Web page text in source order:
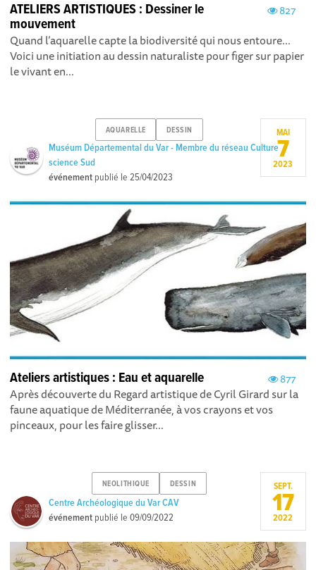
827
ATELIERS ARTISTIQUES : Dessiner le
mouvement
Quand l’aquarelle capte la biodiversité qui nous entoure...
Voici une initiation au dessin naturaliste pour figer sur papier
le vivant en...
AQUARELLE DESSIN
Muséum Départemental du Var - Membre du réseau Culture
science Sud
événement publié le25/04/2023
MAI
7
2023
877
Ateliers artistiques : Eau et aquarelle
Après découverte du Regard artistique de Cyril Girard sur la
faune aquatique de Méditerranée, à vos crayons et vos
pinceaux, pour les faire glisser...
NEOLITHIQUE DESSIN
Centre Archéologique du Var CAV
événement publié le09/09/2022
SEPT.
17
2022